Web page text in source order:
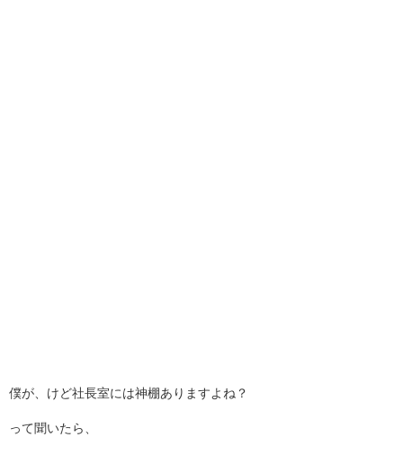
僕が、けど社長室には神棚ありますよね？
って聞いたら、